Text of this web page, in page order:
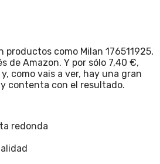
productos como Milan 176511925,
de Amazon. Y por sólo 7,40 €,
como vais a ver, hay una gran
contenta con el resultado.
redonda